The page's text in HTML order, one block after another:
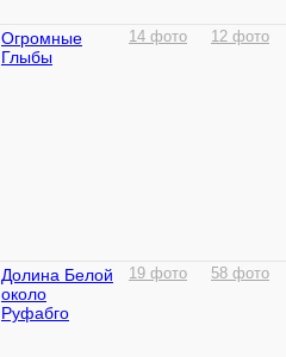
Огромные
Глыбы
14 фото 12 фото
Долина Белой
около
Руфабго
19 фото 58 фото